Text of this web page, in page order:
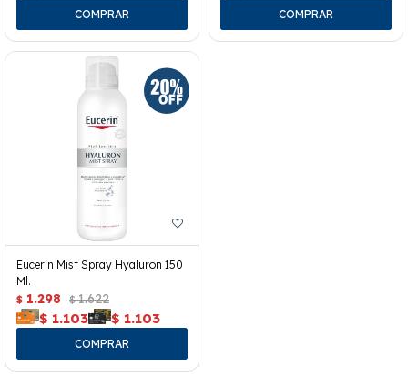
Eucerin Mist Spray Hyaluron 150
Ml.
$ 1.298 $ 1.622
$ 1.103 $ 1.103